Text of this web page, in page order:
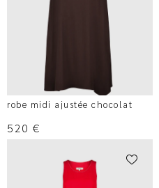
robe midi ajustée chocolat
520 €